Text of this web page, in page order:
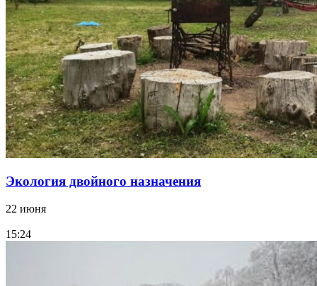
Экология двойного назначения
22 июня
15:24